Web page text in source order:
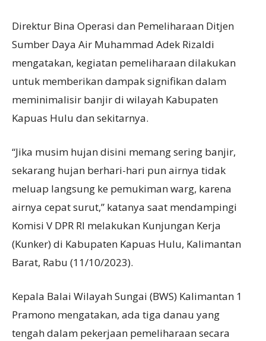
Direktur Bina Operasi dan Pemeliharaan Ditjen
Sumber Daya Air Muhammad Adek Rizaldi
mengatakan, kegiatan pemeliharaan dilakukan
untuk memberikan dampak signifikan dalam
meminimalisir banjir di wilayah Kabupaten
Kapuas Hulu dan sekitarnya.
“Jika musim hujan disini memang sering banjir,
sekarang hujan berhari-hari pun airnya tidak
meluap langsung ke pemukiman warg, karena
airnya cepat surut,” katanya saat mendampingi
Komisi V DPR RI melakukan Kunjungan Kerja
(Kunker) di Kabupaten Kapuas Hulu, Kalimantan
Barat, Rabu (11/10/2023).
Kepala Balai Wilayah Sungai (BWS) Kalimantan 1
Pramono mengatakan, ada tiga danau yang
tengah dalam pekerjaan pemeliharaan secara